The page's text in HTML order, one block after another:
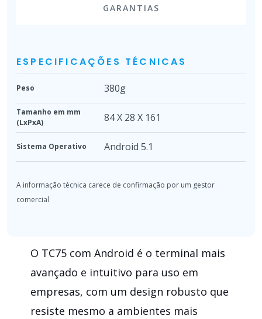
GARANTIAS
ESPECIFICAÇÕES TÉCNICAS
Peso 380g
Tamanho em mm
(LxPxA)
84 X 28 X 161
Sistema Operativo Android 5.1
O TC75 com Android é o terminal mais
avançado e intuitivo para uso em
empresas, com um design robusto que
resiste mesmo a ambientes mais